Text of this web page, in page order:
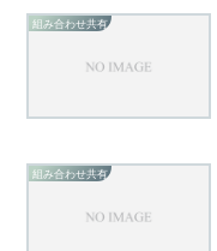
組み合わせ共有
組み合わせ共有